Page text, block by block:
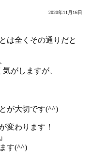
2020年11月16日
は全くその通りだと
がしますが、
が大切です(^^)
変わります！
す(^^)